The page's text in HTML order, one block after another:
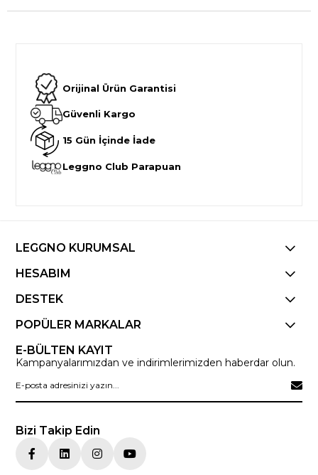
Orijinal Ürün Garantisi
Güvenli Kargo
15 Gün İçinde İade
Leggno Club Parapuan
LEGGNO KURUMSAL
HESABIM
DESTEK
POPÜLER MARKALAR
E-BÜLTEN KAYIT
Kampanyalarımızdan ve indirimlerimizden haberdar olun.
Bizi Takip Edin